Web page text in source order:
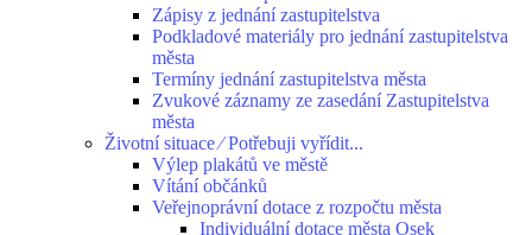
Zápisy z jednání zastupitelstva
Podkladové materiály pro jednání zastupitelstva
města
Termíny jednání zastupitelstva města
Zvukové záznamy ze zasedání Zastupitelstva
města
Životní situace ⁄ Potřebuji vyřídit...
Výlep plakátů ve městě
Vítání občánků
Veřejnoprávní dotace z rozpočtu města
Individuální dotace města Osek